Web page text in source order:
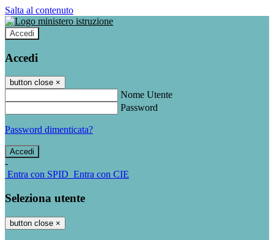
Salta al contenuto
Accedi
Accedi
button close ×
Nome Utente
Password
Password dimenticata?
-
Entra con SPID Entra con CIE
Seleziona utente
button close ×